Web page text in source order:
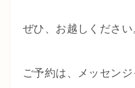
ぜひ、お越しください
ご予約は、メッセン